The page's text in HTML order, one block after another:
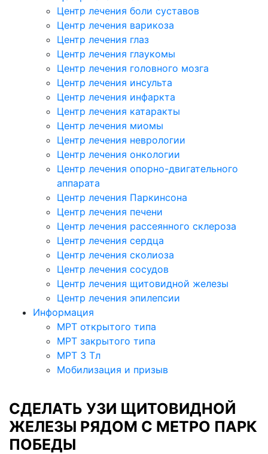
Центр лечения боли суставов
Центр лечения варикоза
Центр лечения глаз
Центр лечения глаукомы
Центр лечения головного мозга
Центр лечения инсульта
Центр лечения инфаркта
Центр лечения катаракты
Центр лечения миомы
Центр лечения неврологии
Центр лечения онкологии
Центр лечения опорно-двигательного
аппарата
Центр лечения Паркинсона
Центр лечения печени
Центр лечения рассеянного склероза
Центр лечения сердца
Центр лечения сколиоза
Центр лечения сосудов
Центр лечения щитовидной железы
Центр лечения эпилепсии
Информация
МРТ открытого типа
МРТ закрытого типа
МРТ 3 Тл
Мобилизация и призыв
СДЕЛАТЬ УЗИ ЩИТОВИДНОЙ
ЖЕЛЕЗЫ РЯДОМ С МЕТРО ПАРК
ПОБЕДЫ